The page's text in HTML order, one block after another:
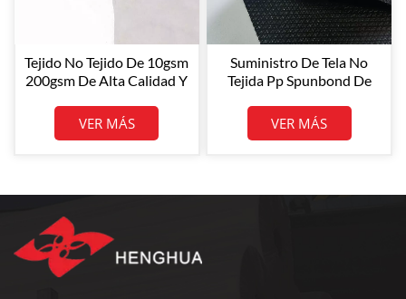
Tejido No Tejido De 10gsm
200gsm De Alta Calidad Y
De Polipropileno
Spunbond De 70gsm,
VER MÁS
Suministro De Tela No
Tejida Pp Spunbond De
80GSM
VER MÁS